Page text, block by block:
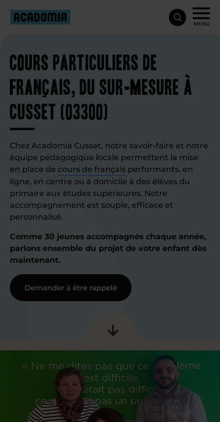
MENU
Cours particuliers de
français, du sur-mesure à
Cusset (03300)
Chez Acadomia Cusset, notre savoir-faire et notre
équipe pédagogique locale permettent la mise
en place de cours de français performants, en
ligne, en centre ou à domicile à des élèves du
primaire aux études supérieures. Notre
accompagnement est souple, efficace et
personnalisé.
Comme 30 jeunes accompagnés chaque année,
parlons ensemble du projet de votre enfant dès
maintenant.
Demander à être rappelé